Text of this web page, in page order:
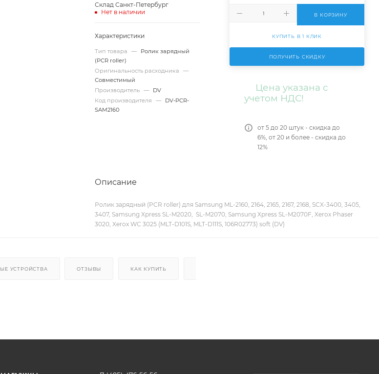
Склад Санкт-Петербург
Нет в наличии
Характеристики
Тип товара —
Ролик зарядный
(PCR roller)
Оригинальность расходника
—
Совместимый
Производитель
—
DV
Код производителя
—
DV-PCR-
SAM2160
В КОРЗИНУ
КУПИТЬ В 1 КЛИК
ПОЛУЧИТЬ СКИДКУ
Цена указана с
учетом НДС!
от 5 до 20 штук - скидка до
6%, от 20 и более - скидка до
12%
Описание
Ролик зарядный (PCR roller) для Samsung ML-2160, 2164, 2165, 2167, 2168, SCX-3400, 3405,
3407, Samsung Xpress SL-M2020, SL-M2070, Samsung Xpress SL-M2070F, Xerox Phaser
3020, Xerox WC 3025 (MLT-D101S, MLT-D111S, 106R02773) soft (DV)
УСТРОЙСТВА ОТЗЫВЫ КАК КУПИТЬ